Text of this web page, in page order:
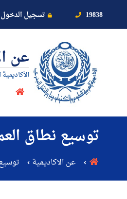
19838 تسجيل الدخول
عن الأكاديمية
النقل البحري
القبول والتسجيل
عن
توسيع نطاق
عن الاكاديمية